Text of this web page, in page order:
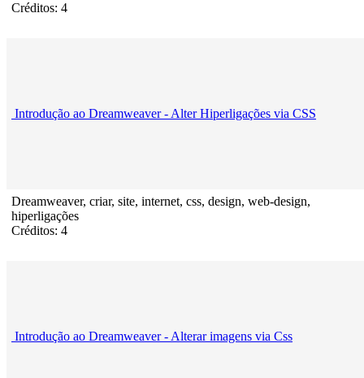
Créditos: 4
Introdução ao Dreamweaver - Alter Hiperligações via CSS
Dreamweaver, criar, site, internet, css, design, web-design,
hiperligações
Créditos: 4
Introdução ao Dreamweaver - Alterar imagens via Css